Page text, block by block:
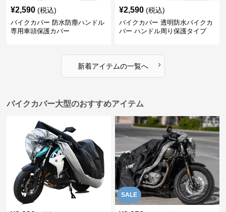
¥2,590 (税込)
バイクカバー 防水防塵ハンドル
専用車頭保護カバー
¥2,590 (税込)
バイクカバー 透明防水バイクカ
バー ハンドル周り保護タイプ
新着アイテムの一覧へ ›
バイクカバー大型のおすすめアイテム
SALE